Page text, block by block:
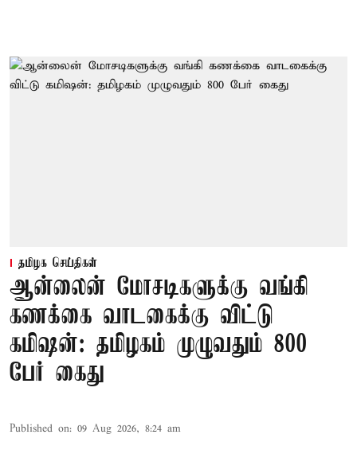
தமிழக செய்திகள்
ஆன்லைன் மோசடிகளுக்கு வங்கி
கணக்கை வாடகைக்கு விட்டு
கமிஷன்: தமிழகம் முழுவதும் 800
பேர் கைது
Published on: 09 Aug 2026, 8:24 am